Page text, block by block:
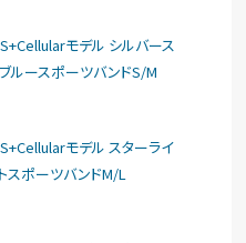
モデル シルバース
ルースポーツバンドS/M
モデル スターライ
スポーツバンドM/L